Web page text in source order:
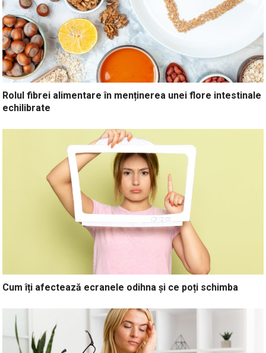
Rolul fibrei alimentare în menținerea unei flore intestinale
echilibrate
Cum îți afectează ecranele odihna și ce poți schimba